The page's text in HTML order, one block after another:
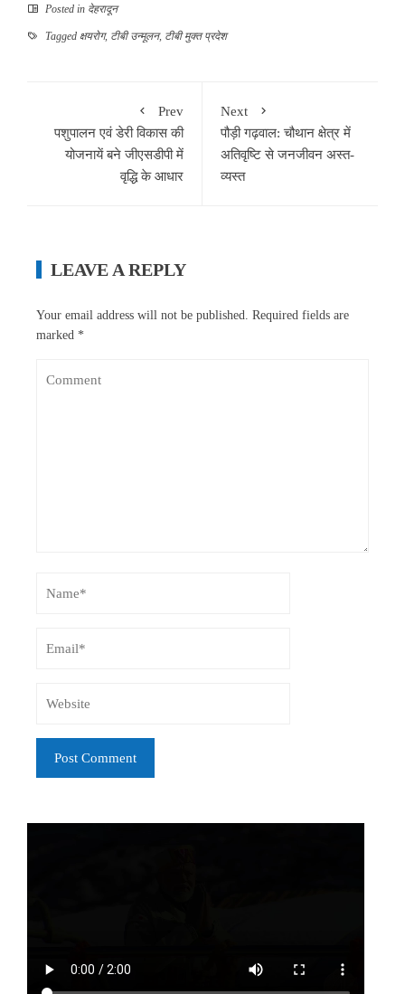
Posted in देहरादून
Tagged क्षयरोग, टीबी उन्मूलन, टीबी मुक्त प्रदेश
Prev
पशुपालन एवं डेरी विकास की
योजनायें बने जीएसडीपी में
वृद्धि के आधार
Next
पौड़ी गढ़वाल: चौथान क्षेत्र में
अतिवृष्टि से जनजीवन अस्त-
व्यस्त
LEAVE A REPLY
Your email address will not be published. Required fields are
marked *